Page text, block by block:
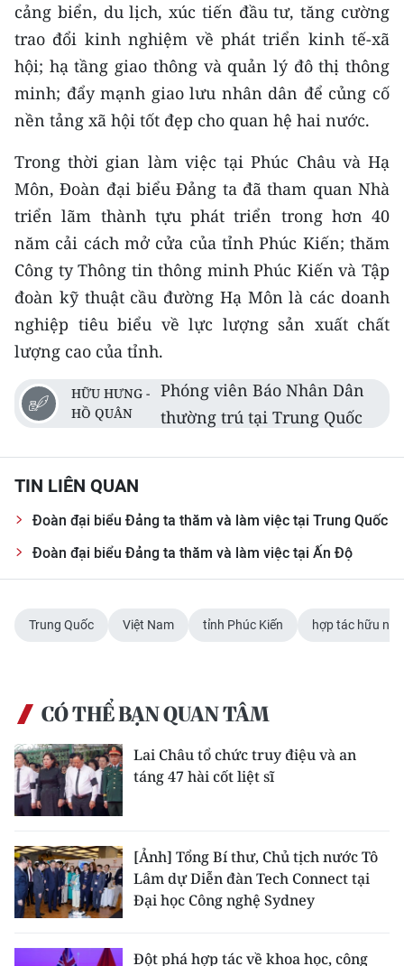
cảng biển, du lịch, xúc tiến đầu tư, tăng cường
trao đổi kinh nghiệm về phát triển kinh tế-xã
hội; hạ tầng giao thông và quản lý đô thị thông
minh; đẩy mạnh giao lưu nhân dân để củng cố
nền tảng xã hội tốt đẹp cho quan hệ hai nước.
Trong thời gian làm việc tại Phúc Châu và Hạ
Môn, Đoàn đại biểu Đảng ta đã tham quan Nhà
triển lãm thành tựu phát triển trong hơn 40
năm cải cách mở cửa của tỉnh Phúc Kiến; thăm
Công ty Thông tin thông minh Phúc Kiến và Tập
đoàn kỹ thuật cầu đường Hạ Môn là các doanh
nghiệp tiêu biểu về lực lượng sản xuất chất
lượng cao của tỉnh.
HỮU HƯNG -
HỒ QUÂN
Phóng viên Báo Nhân Dân
thường trú tại Trung Quốc
TIN LIÊN QUAN
Đoàn đại biểu Đảng ta thăm và làm việc tại Trung Quốc
Đoàn đại biểu Đảng ta thăm và làm việc tại Ấn Độ
Trung Quốc Việt Nam tỉnh Phúc Kiến hợp tác hữu
CÓ THỂ BẠN QUAN TÂM
Lai Châu tổ chức truy điệu và an
táng 47 hài cốt liệt sĩ
[Ảnh] Tổng Bí thư, Chủ tịch nước Tô
Lâm dự Diễn đàn Tech Connect tại
Đại học Công nghệ Sydney
Đột phá hợp tác về khoa học, công